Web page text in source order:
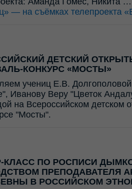
— на съёмках телепроекта
ДЕТСКИЙ
КОНКУРС «МОСТЫ»
учениц Е.В.
Иванову Веру "Цветок
на Всероссийском детском
"Мосты".
КЛАСС ПО РОСПИСИ
ПРЕПОДАВАТЕЛЯ
В РОССИЙСКОМ